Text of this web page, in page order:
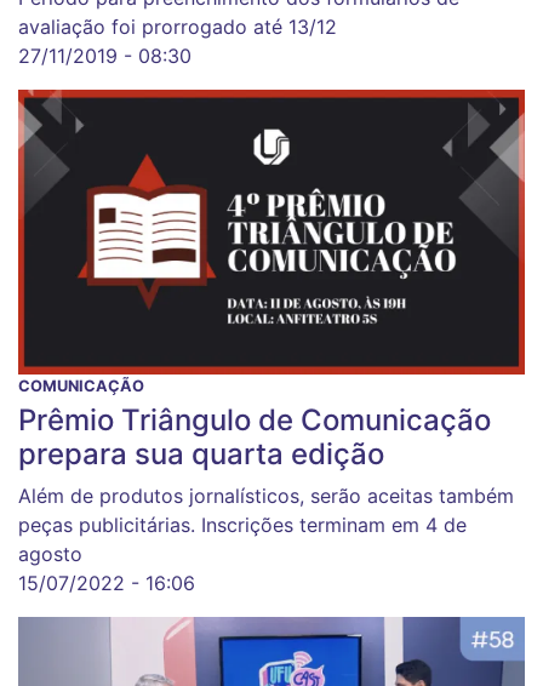
avaliação foi prorrogado até 13/12
27/11/2019 - 08:30
COMUNICAÇÃO
Prêmio Triângulo de Comunicação
prepara sua quarta edição
Além de produtos jornalísticos, serão aceitas também
peças publicitárias. Inscrições terminam em 4 de
agosto
15/07/2022 - 16:06